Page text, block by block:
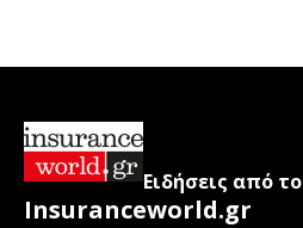
Ειδήσεις από το
Insuranceworld.gr